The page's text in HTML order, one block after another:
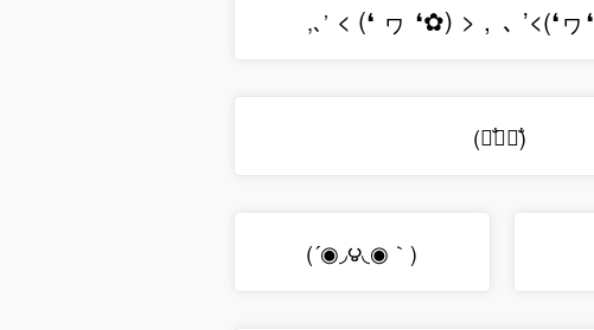
,､’ < (❛ ヮ ❛✿) > , ､ ’<(❛ヮ ❛
(꒩̐﹀꒩̐)
(´◉◞౪◟◉｀)